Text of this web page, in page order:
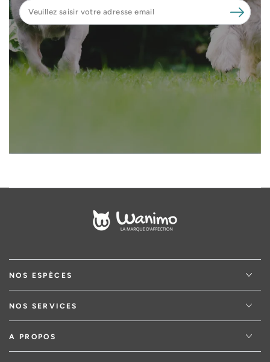
Veuillez
saisir
votre
adresse
email
NOS ESPÈCES
NOS SERVICES
A PROPOS